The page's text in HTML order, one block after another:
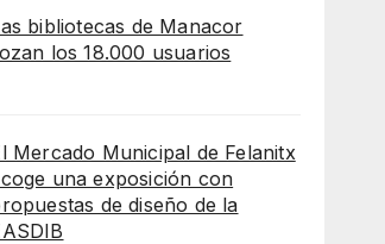
bibliotecas de Manacor
los 18.000 usuarios
Mercado Municipal de Felanitx
una exposición con
de diseño de la